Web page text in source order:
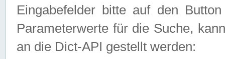
Eingabefelder bitte auf den
Parameterwerte für die Suche,
an die Dict-API gestellt werden: